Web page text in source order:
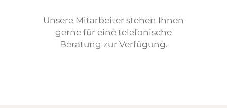
Unsere Mitarbeiter stehen Ihnen
gerne für eine telefonische
Beratung zur Verfügung.